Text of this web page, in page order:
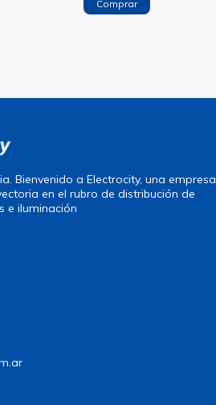
Bienvenido a Electrocity, una empresa
en el rubro de distribución de
e iluminación